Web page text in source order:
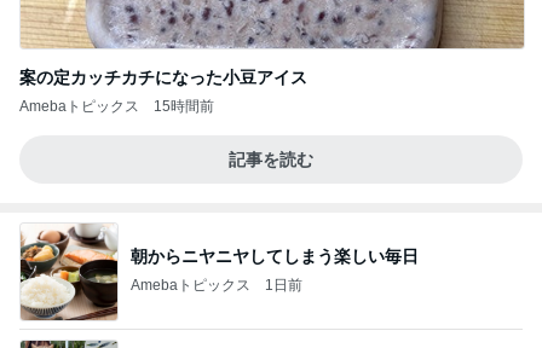
案の定カッチカチになった小豆アイス
Amebaトピックス 15時間前
記事を読む
朝からニヤニヤしてしまう楽しい毎日
Amebaトピックス 1日前